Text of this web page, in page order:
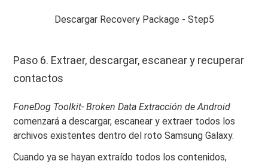
Descargar Recovery Package - Step5
Paso 6. Extraer, descargar, escanear y recuperar
contactos
FoneDog Toolkit- Broken Data Extracción de Android
comenzará a descargar, escanear y extraer todos los
archivos existentes dentro del roto Samsung Galaxy.
Cuando ya se hayan extraído todos los contenidos,